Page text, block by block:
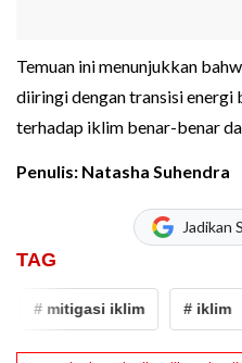
Temuan ini menunjukkan
diiringi dengan transisi energi
terhadap iklim benar-benar
Penulis: Natasha Suhendra
Jadikan
TAG
# mitigasi iklim # iklim